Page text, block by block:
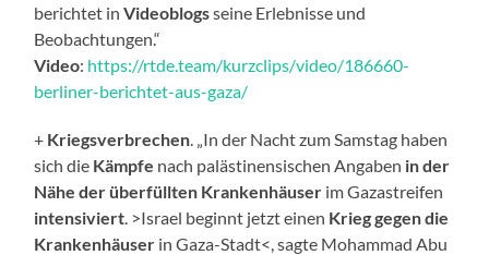
berichtet inVideoblogsseine Erlebnisse und
Beobachtungen.“
Video: https://rtde.team/kurzclips/video/186660-
berliner-berichtet-aus-gaza/
+ Kriegsverbrechen . „In der Nacht zum Samstag haben
sich die Kämpfe nach palästinensischen Angaben in der
Nähe der überfüllten Krankenhäuser im Gazastreifen
intensiviert . >Israel beginnt jetzt einen Krieg gegen die
Krankenhäuser in Gaza-Stadt<, sagte Mohammad Abu